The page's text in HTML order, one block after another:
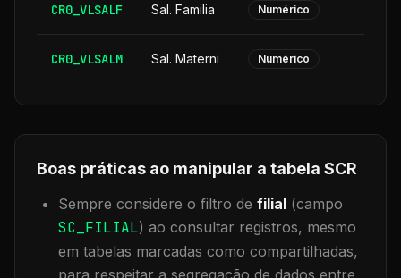
CR0_VLSALF Sal. Familia Numérico
CR0_VLSALM Sal. Materni Numérico
Boas práticas ao manipular a tabela SCR
Sempre considere o filtro de filial (campo
SC_FILIAL) ao consultar registros, mesmo
em tabelas marcadas como compartilhadas,
para respeitar a segregação de dados entre